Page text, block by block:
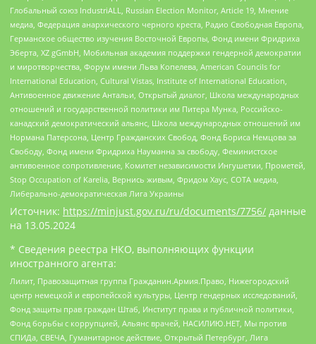
Глобальный союз IndustriALL, Russian Election Monitor, Article 19, Мнение
медиа, Федерация анархического черного креста, Радио Свободная Европа,
Германское общество изучения Восточной Европы, Фонд имени Фридриха
Эберта, XZ gGmbH, Мобильная академия поддержки гендерной демократии
и миротворчества, Форум имени Льва Копелева, American Councils for
International Education, Cultural Vistas, Institute of International Education,
Антивоенное движение Антальи, Открытый диалог, Школа международных
отношений и государственной политики им Питера Мунка, Российско-
канадский демократический альянс, Школа международных отношений им
Нормана Патерсона, Центр Гражданских Свобод, Фонд Бориса Немцова за
Свободу, Фонд имени Фридриха Науманна за свободу, Феминистское
антивоенное сопротивление, Комитет независимости Ингушетии, Прометей,
Stop Occupation of Karelia, Вернись живым, Фридом Хаус, СОТА медиа,
Либерально-демократическая Лига Украины
Источник: https://minjust.gov.ru/ru/documents/7756/ данные
на 13.05.2024
* Сведения реестра НКО, выполняющих функции
иностранного агента:
Лилит, Правозащитная группа Гражданин.Армия.Право, Нижегородский
центр немецкой и европейской культуры, Центр гендерных исследований,
Фонд защиты прав граждан Штаб, Институт права и публичной политики,
Фонд борьбы с коррупцией, Альянс врачей, НАСИЛИЮ.НЕТ, Мы против
СПИДа, СВЕЧА, Гуманитарное действие, Открытый Петербург, Лига